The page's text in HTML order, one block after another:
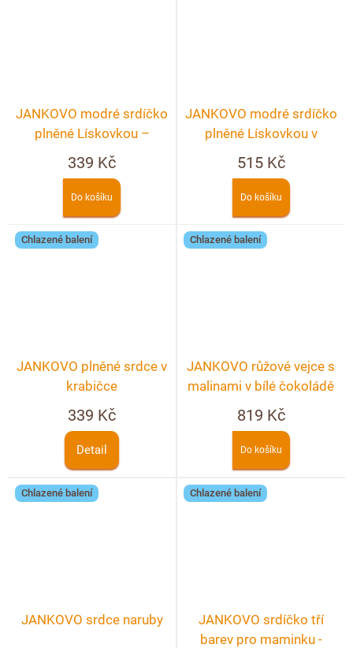
JANKOVO modré srdíčko
plněné Lískovkou –
crunchy 90g
339 Kč
Do košíku
JANKOVO modré srdíčko
plněné Lískovkou v
KRABIČCE
515 Kč
Do košíku
Chlazené balení
JANKOVO plněné srdce v
krabičce
339 Kč
Detail
Chlazené balení
JANKOVO růžové vejce s
malinami v bílé čokoládě
819 Kč
Do košíku
Chlazené balení
JANKOVO srdce naruby
Chlazené balení
JANKOVO srdíčko tří
barev pro maminku -